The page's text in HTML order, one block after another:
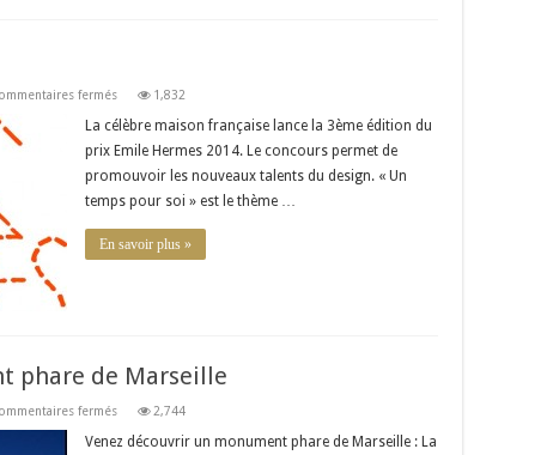
ferméssur
Emile
2014
1,832
La célèbre maison française lance la 3ème édition du
prix Emile Hermes 2014. Le concours permet de
promouvoir les nouveaux talents du design. « Un
temps pour soi » est le thème …
En savoir plus »
phare de Marseille
ferméssur
Cité
2,744
Venez découvrir un monument phare de Marseille : La